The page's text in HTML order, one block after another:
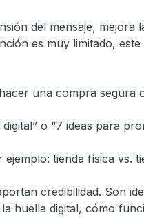
del mensaje,
es muy limitado,
una compra segura
o “7 ideas para
tienda física vs.
credibilidad. Son
huella digital, cómo